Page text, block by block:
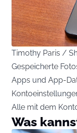
Timothy Paris /
Gespeicherte
Apps und App-
Alle mit dem
Was